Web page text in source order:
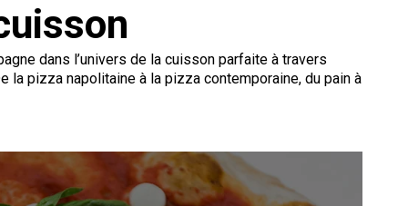
dans l’univers de la cuisson parfaite à travers
pizza napolitaine à la pizza contemporaine, du pain à